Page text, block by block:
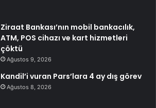
Ziraat Bankası’nın mobil bankacılık,
ATM, POS cihazı ve kart hizmetleri
çöktü
Ağustos 9, 2026
Kandil’i vuran Pars’lara 4 ay dış görev
Ağustos 8, 2026